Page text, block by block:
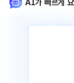
AI가 빠르게 요